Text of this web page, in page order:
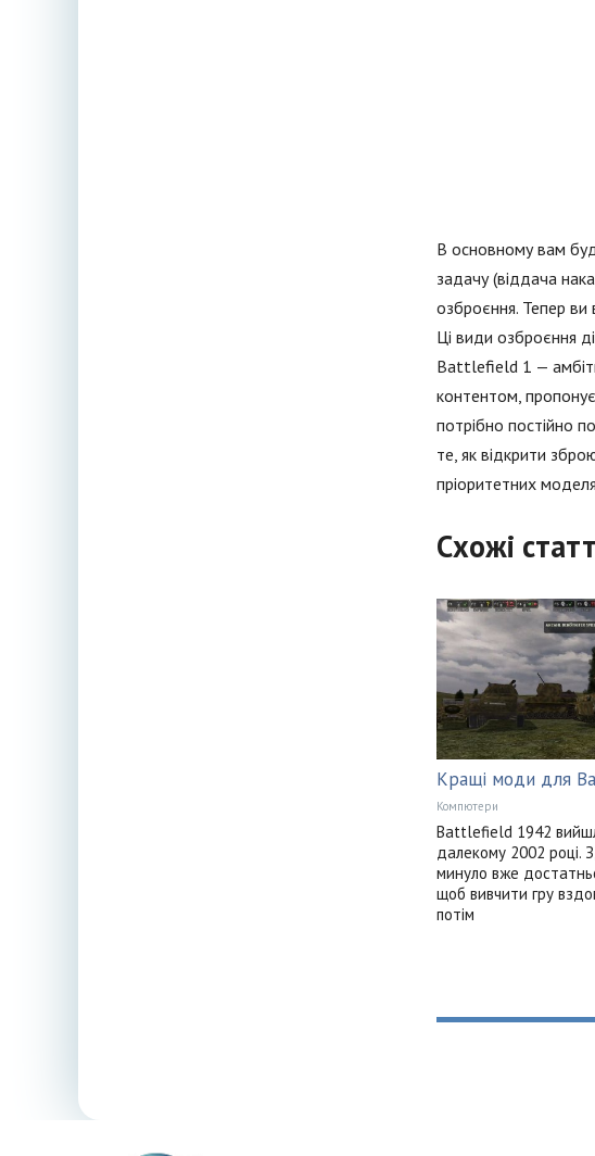
В основному вам
задачу (віддача
озброєння. Тепер
Ці види озброєння
Battlefield 1 —
контентом,
потрібно постійно
те, як відкрити
пріоритетних
Схожі
Кращі моди для
Компютери
Battlefield 1942
далекому 2002 році.
минуло вже
щоб вивчити гру
потім